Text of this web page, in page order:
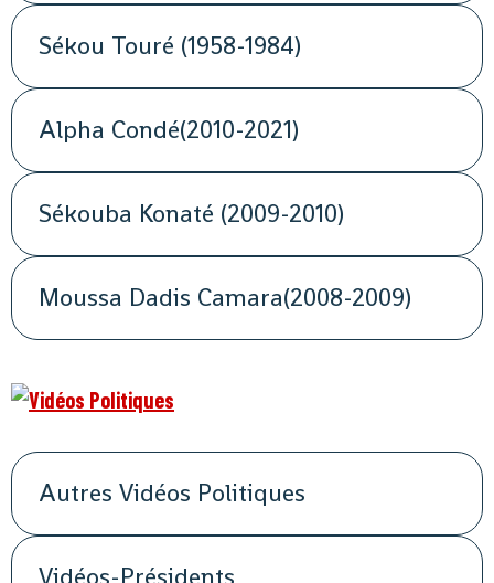
Sékou Touré (1958-1984)
Alpha Condé(2010-2021)
Sékouba Konaté (2009-2010)
Moussa Dadis Camara(2008-2009)
Autres Vidéos Politiques